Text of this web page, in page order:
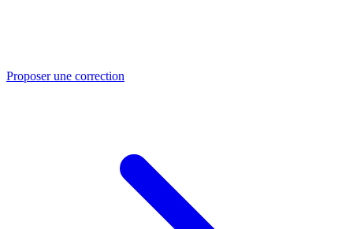
Proposer une correction